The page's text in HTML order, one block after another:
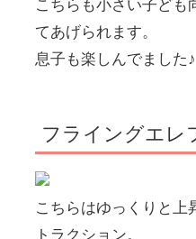
こちらも小さい子ども
てあげられます。
息子も楽しんでました♪
フライングエレ
こちらはゆっくりと上
トラクション。